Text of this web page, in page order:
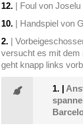
12. | Foul von
10. | Handspiel von
2. |
versucht es mit dem
geht knapp links
1. |